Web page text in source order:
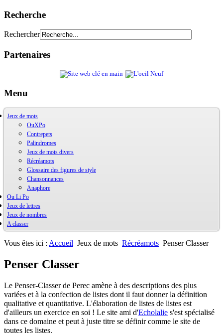
Recherche
Rechercher
Partenaires
Menu
Jeux de mots
OuXPo
Contrepets
Palindromes
Jeux de mots divers
Récréamots
Glossaire des figures de style
Chansonnances
Anaphore
Ou Li Po
OuLiPo
Base de la Bibliothèque Oulipienne
Oulipiens
G. Perec
Bibliographie
Alphabet
La vie mode d'emploi
Ecrit par des oulipiens
Jeux de lettres
Jeux de nombres
Ludimath
Base Ludimath
Ludimaths : bibliographie
Carrés magiques
Jouez carré
A classer
Vous êtes ici : Accueil Jeux de mots Récréamots Penser Classer
Penser Classer
Le Penser-Classer de Perec amène à des descriptions des plus
variées et à la confection de listes dont il faut donner la définition
qualitative et quantitative. L'élaboration de listes de listes est
d'ailleurs un exercice en soi ! Le site ami d'Echolalie s'est spécialisé
dans ce domaine et peut à juste titre se définir comme le site de
toutes les listes.